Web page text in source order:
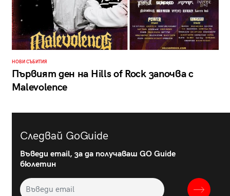
НОВИ СЪБИТИЯ
Първият ден на Hills of Rock започва с
Malevolence
Следвай GoGuide
Въведи email, за да получаваш GO Guide
бюлетин